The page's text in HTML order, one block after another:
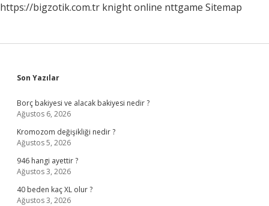
https://bigzotik.com.tr knight online nttgame Sitemap
Sidebar
Son Yazılar
Borç bakiyesi ve alacak bakiyesi nedir ?
Ağustos 6, 2026
Kromozom değişikliği nedir ?
Ağustos 5, 2026
946 hangi ayettir ?
Ağustos 3, 2026
40 beden kaç XL olur ?
Ağustos 3, 2026